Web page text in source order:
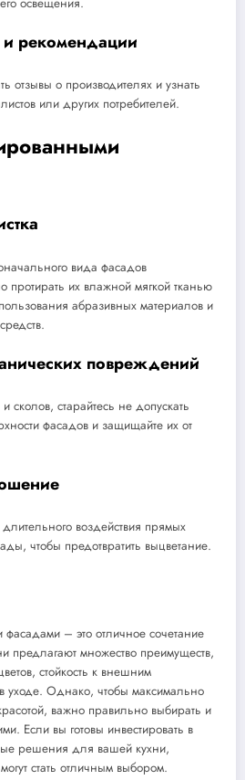
рекомендации
отзывы о производителях и узнать
или других потребителей.
вида фасадов
протирать их влажной мягкой тканью
абразивных материалов и
повреждений
сколов, старайтесь не допускать
фасадов и защищайте их от
воздействия прямых
чтобы предотвратить выцветание.
– это отличное сочетание
предлагают множество преимуществ,
стойкость к внешним
в уходе. Однако, чтобы максимально
важно правильно выбирать и
Если вы готовы инвестировать в
решения для вашей кухни,
стать отличным выбором.